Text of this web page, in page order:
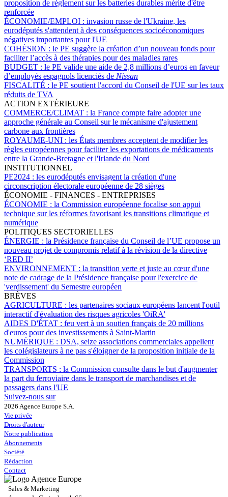
proposition de règlement sur les batteries durables mérite d'être
renforcée
ÉCONOMIE/EMPLOI : invasion russe de l'Ukraine, les
eurodéputés s'attendent à des conséquences socioéconomiques
négatives importantes pour l'UE
COHÉSION : le PE suggère la création d’un nouveau fonds pour
faciliter l’accès à des thérapies pour des maladies rares
BUDGET : le PE valide une aide de 2,8 millions d’euros en faveur
d’employés espagnols licenciés de Nissan
FISCALITÉ : le PE soutient l'accord du Conseil de l'UE sur les taux
réduits de TVA
ACTION EXTÉRIEURE
COMMERCE/CLIMAT : la France compte faire adopter une
approche générale au Conseil sur le mécanisme d'ajustement
carbone aux frontières
ROYAUME-UNI : les États membres acceptent de modifier les
règles européennes pour faciliter les exportations de médicaments
entre la Grande-Bretagne et l'Irlande du Nord
INSTITUTIONNEL
PE2024 : les eurodéputés envisagent la création d'une
circonscription électorale européenne de 28 sièges
ÉCONOMIE - FINANCES - ENTREPRISES
ÉCONOMIE : la Commission européenne focalise son appui
technique sur les réformes favorisant les transitions climatique et
numérique
POLITIQUES SECTORIELLES
ÉNERGIE : la Présidence française du Conseil de l’UE propose un
nouveau projet de compromis relatif à la révision de la directive
‘RED II’
ENVIRONNEMENT : la transition verte et juste au cœur d'une
note de cadrage de la Présidence française pour l'exercice de
'verdissement' du Semestre européen
BRÈVES
AGRICULTURE : les partenaires sociaux européens lancent l'outil
interactif d'évaluation des risques agricoles 'OiRA'
AIDES D'ÉTAT : feu vert à un soutien français de 20 millions
d'euros pour des investissements à Saint-Martin
NUMÉRIQUE : DSA, seize associations commerciales appellent
les colégislateurs à ne pas s'éloigner de la proposition initiale de la
Commission
TRANSPORTS : la Commission consulte dans le but d'augmenter
la part du ferroviaire dans le transport de marchandises et de
passagers dans l'UE
Suivez-nous sur
2026 Agence Europe S.A.
Vie privée
Droits d'auteur
Notre publication
Abonnements
Société
Rédaction
Contact
Sales & Marketing